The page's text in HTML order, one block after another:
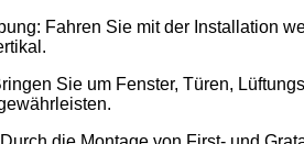
Fahren Sie mit der Installation
Sie um Fenster, Türen,